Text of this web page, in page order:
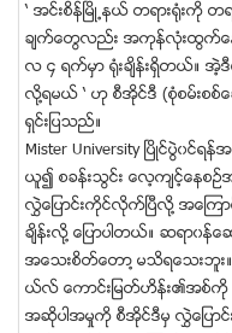
‘ အင္းစိန္ၿမိဳ႕နယ္ တရားရံုးကို တ
ခ်က္ေတြလည္း အကုန္လံုးထြက္ေ
လ ၄ ရက္မွာ ႐ုံးခ်ိန္းရွိတယ္။ အဲ့ဒီ
လို႔ရမယ္ ‘ ဟု စီအုိင္ဒီ (စံုစမ္းစစ္ေ
ရွင္းျပသည္။
Mister University ၿပိဳင္ပြဲ၀င္
ယူ၍ စခန္းသြင္း ေလ့က်င့္ေနစဥ္
လႊဲေျပာင္းကိုင္လိုက္ၿပီလို႔ အေ
ခ်ိန္းလို႔ ေျပာပါတယ္။ ဆရာ၀န္ေ
အေသးစိတ္ေတာ႔ မသိရေသးဘူး
ယ္လ္ ေကာင္းျမတ္ဟိန္း၏အစ္ကို
အဆိုပါအမႈကို စီအုိင္ဒီမွ လႊဲေျပာ